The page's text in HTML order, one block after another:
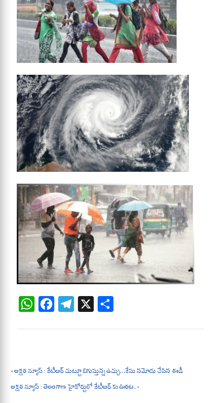
W
ha
ts
pp
Fa
ce
bo
Te
le
gr
m
X ha
re
« అక్షర న్యూస్ : కేటీఆర్ చుట్టూ బిగుస్తున్న ఉచ్చు…కేసు నమోదు చేసిన ఈడీ
అక్షర న్యూస్ : తెలంగాణ హైకోర్టులో కేటీఆర్ కు ఊరట.. »